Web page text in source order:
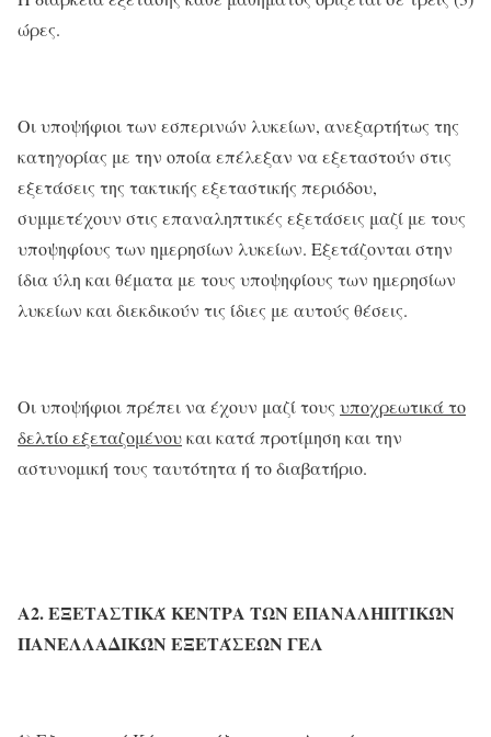
ώρες.
Οι υποψήφιοι των εσπερινών λυκείων, ανεξαρτήτως της
κατηγορίας με την οποία επέλεξαν να εξεταστούν στις
εξετάσεις της τακτικής εξεταστικής περιόδου,
συμμετέχουν στις επαναληπτικές εξετάσεις μαζί με τους
υποψηφίους των ημερησίων λυκείων. Εξετάζονται στην
ίδια ύλη και θέματα με τους υποψηφίους των ημερησίων
λυκείων και διεκδικούν τις ίδιες με αυτούς θέσεις.
Οι υποψήφιοι πρέπει να έχουν μαζί τους υποχρεωτικά το
δελτίο εξεταζομένουκαι κατά προτίμηση και την
αστυνομική τους ταυτότητα ή το διαβατήριο.
Α2. ΕΞΕΤΑΣΤΙΚΆ ΚΈΝΤΡΑ ΤΩΝ ΕΠΑΝΑΛΗΠΤΙΚΏΝ
ΠΑΝΕΛΛΑΔΙΚΏΝ ΕΞΕΤΆΣΕΩΝ ΓΕΛ